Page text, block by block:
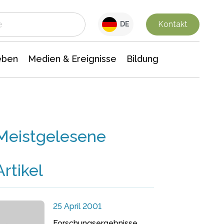
DE Kontakt
Medien & Ereignisse Bildung
25 April 2001